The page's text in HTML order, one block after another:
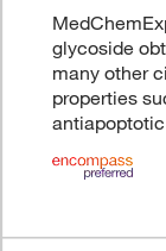
glycoside
many other
properties